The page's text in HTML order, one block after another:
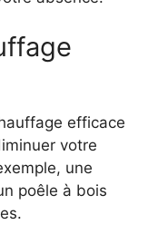
efficace
votre
une
poêle à bois